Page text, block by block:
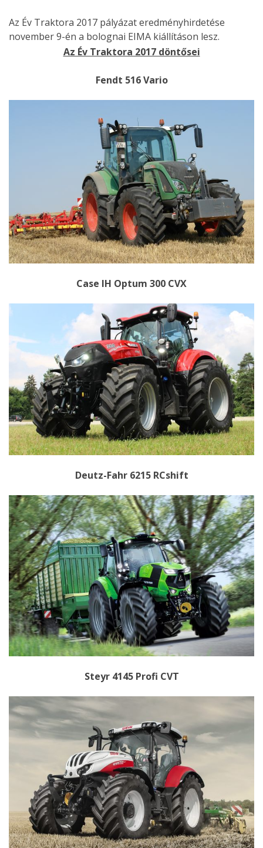
Az Év Traktora 2017 pályázat eredményhirdetése
november 9-én a bolognai EIMA kiállításon lesz.
Az Év Traktora 2017 döntősei
Fendt 516 Vario
Case IH Optum 300 CVX
Deutz-Fahr 6215 RCshift
Steyr 4145 Profi CVT